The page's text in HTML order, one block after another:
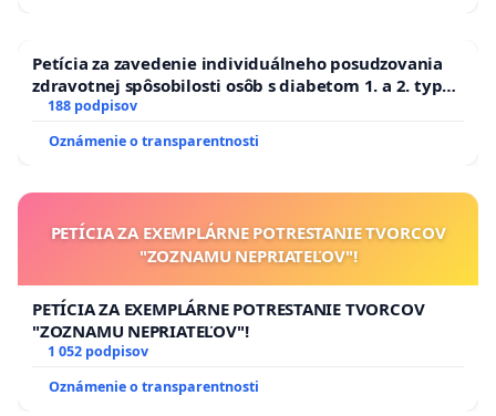
Petícia za zavedenie individuálneho posudzovania
zdravotnej spôsobilosti osôb s diabetom 1. a 2. typu
pri prijímaní do Policajného zboru SR
188 podpisov
Oznámenie o transparentnosti
PETÍCIA ZA EXEMPLÁRNE POTRESTANIE TVORCOV
"ZOZNAMU NEPRIATEĽOV"!
PETÍCIA ZA EXEMPLÁRNE POTRESTANIE TVORCOV
"ZOZNAMU NEPRIATEĽOV"!
1 052 podpisov
Oznámenie o transparentnosti